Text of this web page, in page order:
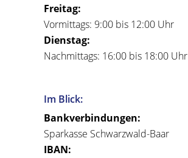
Freitag:
Vormittags: 9:00 bis 12:00 Uhr
Dienstag:
Nachmittags: 16:00 bis 18:00 Uhr
Im Blick:
Bankverbindungen:
Sparkasse Schwarzwald-Baar
IBAN: